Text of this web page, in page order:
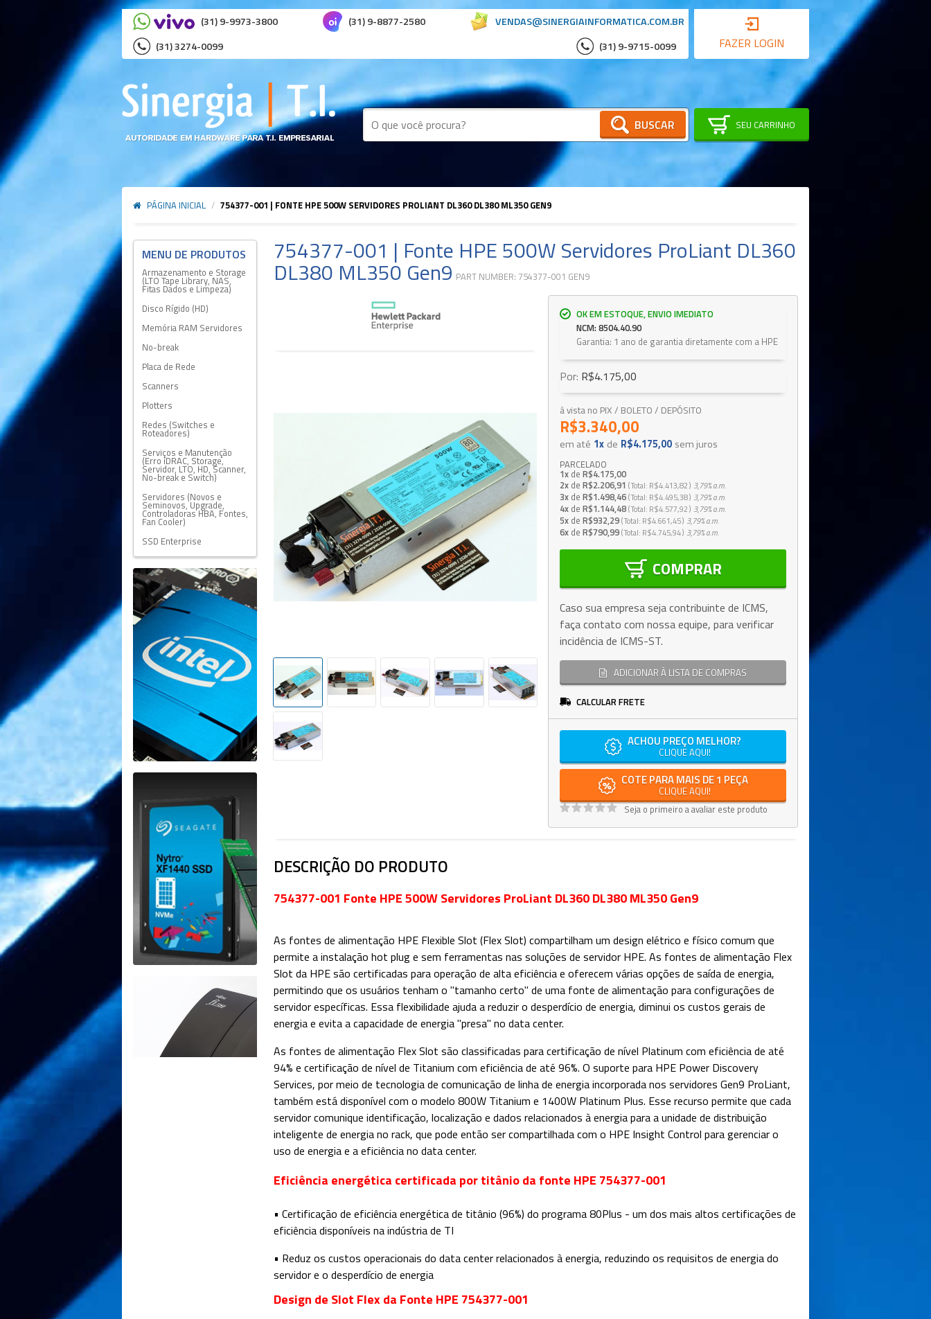
VENDAS@SINERGIAINFORMATICA.COM.BR
(31) 9-9973-3800
(31) 9-8877-2580
(31) 3274-0099
(31) 9-9715-0099 FAZER LOGIN
BUSCAR SEU CARRINHO
PÁGINA INICIAL / 754377-001 | FONTE HPE 500W SERVIDORES PROLIANT DL360 DL380 ML350 GEN9
Armazenamento e Storage
(LTO Tape Library, NAS,
Fitas Dados e Limpeza)
Disco Rígido (HD)
Memória RAM Servidores
No-break
Placa de Rede
Scanners
Plotters
Redes (Switches e
Roteadores)
Serviços e Manutenção
(Erro iDRAC, Storage,
Servidor, LTO, HD, Scanner,
No-break e Switch)
Servidores (Novos e
Seminovos, Upgrade,
Controladoras HBA, Fontes,
Fan Cooler)
SSD Enterprise
754377-001 | Fonte HPE 500W Servidores ProLiant DL360
DL380 ML350 Gen9 PART NUMBER: 754377-001 GEN9
OK EM ESTOQUE, ENVIO IMEDIATO
NCM: 8504.40.90
Garantia: 1 ano de garantia diretamente com a HPE
Por: R$4.175,00
à vista no PIX / BOLETO / DEPÓSITO
R$3.340,00
em até 1x de R$4.175,00 sem juros
PARCELADO
1x de R$4.175,00
2x de R$2.206,91 Total R$4.413,82 3,79%a.m.
3x de R$1.498,46 Total R$4.495,38 3,79%a.m.
4x de R$1.144,48 Total R$4.577,92 3,79%a.m.
5x de R$932,29 Total R$4.661,45 3,79%a.m.
6x de R$790,99 Total R$4.745,94 3,79%a.m.
COMPRAR
Caso sua empresa seja contribuinte de ICMS,
faça contato com nossa equipe, para verificar
incidência de ICMS-ST.
ADICIONAR À LISTA DE COMPRAS
CALCULAR FRETE
ACHOU PREÇO MELHOR?
CLIQUE AQUI!
COTE PARA MAIS DE 1 PEÇA
CLIQUE AQUI!
Seja o primeiro a avaliar este produto
DESCRIÇÃO DO PRODUTO
754377-001 Fonte HPE 500W Servidores ProLiant DL360 DL380 ML350 Gen9
As fontes de alimentação HPE Flexible Slot (Flex Slot) compartilham um design elétrico e físico comum que
permite a instalação hot plug e sem ferramentas nas soluções de servidor HPE. As fontes de alimentação Flex
Slot da HPE são certificadas para operação de alta eficiência e oferecem várias opções de saída de energia,
permitindo que os usuários tenham o "tamanho certo" de uma fonte de alimentação para configurações de
servidor específicas. Essa flexibilidade ajuda a reduzir o desperdício de energia, diminui os custos gerais de
energia e evita a capacidade de energia "presa" no data center.
As fontes de alimentação Flex Slot são classificadas para certificação de nível Platinum com eficiência de até
94% e certificação de nível de Titanium com eficiência de até 96%. O suporte para HPE Power Discovery
Services, por meio de tecnologia de comunicação de linha de energia incorporada nos servidores Gen9 ProLiant,
também está disponível com o modelo 800W Titanium e 1400W Platinum Plus. Esse recurso permite que cada
servidor comunique identificação, localização e dados relacionados à energia para a unidade de distribuição
inteligente de energia no rack, que pode então ser compartilhada com o HPE Insight Control para gerenciar o
uso de energia e a eficiência no data center.
Eficiência energética certificada por titânio da fonte HPE 754377-001
• Certificação de eficiência energética de titânio (96%) do programa 80Plus - um dos mais altos certificações de
eficiência disponíveis na indústria de TI
• Reduz os custos operacionais do data center relacionados à energia, reduzindo os requisitos de energia do
servidor e o desperdício de energia
Design de Slot Flex da Fonte HPE 754377-001